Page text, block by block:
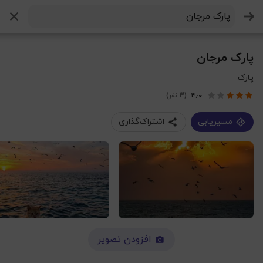
پارک مرجان
پارک
۳٫۰ (3 نفر)
مسیریابی اشتراک‌گذاری
افزودن تصویر
جستجو